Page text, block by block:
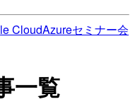
CloudAzureセミナー会
一覧